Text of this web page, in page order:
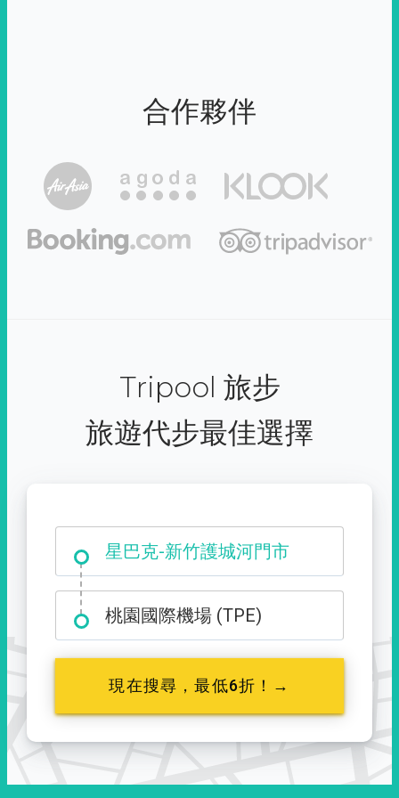
合作夥伴
Tripool 旅步
旅遊代步最佳選擇
星巴克-新竹護城河門市
大霸尖山登山口
桃園國際機場 (TPE)
現在搜尋，最低6折！→